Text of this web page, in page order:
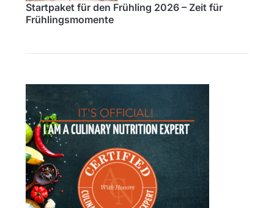
Startpaket für den Frühling 2026 – Zeit für
Frühlingsmomente